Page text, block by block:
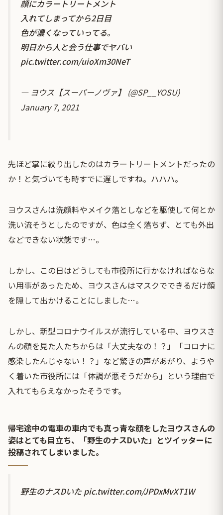
顔にカラートリートメント
入れてしまってから2日目
色が濃くなっていってる。
明日から人と会う仕事でヤバい
pic.twitter.com/uioXm30NeT
— ヨウス【スーパーノヴァ】 (@SP__YOSU)
January 7, 2021
先ほど掌に絞り出したのはカラートリートメントだったの
か！と気づいても時すでに遅しですね。ハハハ。
ヨウスさんは洗顔料やメイク落としなどを駆使して何とか
洗い流そうとしたのですが、色は全く落ちず、とても外出
などできない状態です…。
しかし、この日はどうしても市役所に行かなければならな
い用事があったため、ヨウスさんはマスクでできるだけ顔
を隠して出かけることにしました…。
しかし、新型コロナウイルスが流行している中、ヨウスさ
んの顔を見た人たちからは「大丈夫なの！？」「コロナに
感染したんじゃない！？」など驚きの声があがり、ようや
く着いた市役所には「体調が悪そうだから」という理由で
入れてもらえなかったそうです。
帰宅途中の電車の車内でも真っ青な顔をしたヨウスさんの
姿はとても目立ち、「野生のナスDいた」とツイッターに
投稿されてしまいました。
野生のナスDいたpic.twitter.com/JPDxMvXT1W